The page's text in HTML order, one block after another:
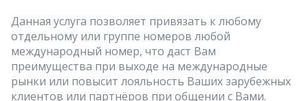
Данная услуга позволяет привязать к любому
отдельному или группе номеров любой
международный номер, что даст Вам
преимущества при выходе на международные
рынки или повысит лояльность Ваших зарубежных
клиентов или партнёров при общении с Вами.